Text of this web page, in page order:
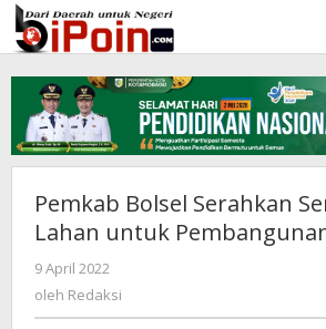
Lewati
ke
konten
Pemkab Bolsel Serahkan
Lahan untuk
9 April 2022
oleh Redaksi